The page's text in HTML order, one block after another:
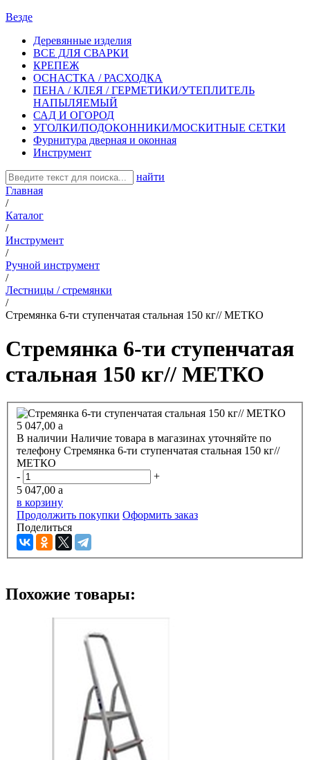
Везде
Деревянные изделия
ВСЕ ДЛЯ СВАРКИ
КРЕПЕЖ
ОСНАСТКА / РАСХОДКА
ПЕНА / КЛЕЯ / ГЕРМЕТИКИ/УТЕПЛИТЕЛЬ
НАПЫЛЯЕМЫЙ
САД И ОГОРОД
УГОЛКИ/ПОДОКОННИКИ/МОСКИТНЫЕ СЕТКИ
Фурнитура дверная и оконная
Инструмент
найти
Главная
/
Каталог
/
Инструмент
/
Ручной инструмент
/
Лестницы / стремянки
/
Стремянка 6-ти ступенчатая стальная 150 кг// МЕТКО
Стремянка 6-ти ступенчатая
стальная 150 кг// МЕТКО
5 047,00 a
В наличии Наличие товара в магазинах уточняйте по
телефону Стремянка 6-ти ступенчатая стальная 150 кг//
МЕТКО
-
+
5 047,00 a
в корзину
Продолжить покупки Оформить заказ
Поделиться
Похожие товары: